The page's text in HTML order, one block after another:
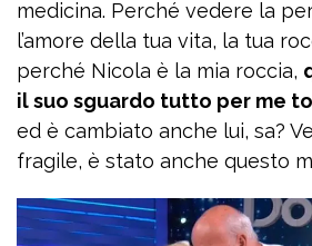
medicina. Perché vedere la
l’amore della tua vita, la tua
perché Nicola è la mia roccia,
il suo sguardo tutto per me
ed è cambiato anche lui, sa?
fragile, è stato anche questo